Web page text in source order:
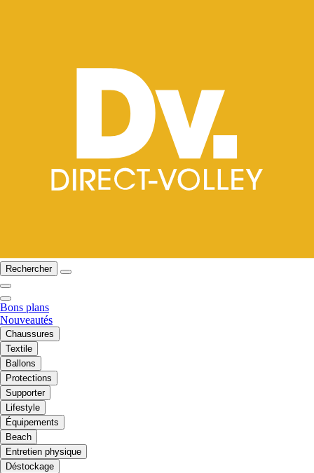
Rechercher
Bons plans
Nouveautés
Chaussures
Textile
Ballons
Protections
Supporter
Lifestyle
Équipements
Beach
Entretien physique
Déstockage